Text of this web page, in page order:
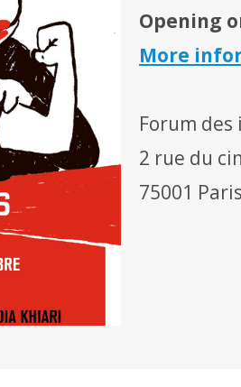
Opening
More
Forum des
2 rue du
75001